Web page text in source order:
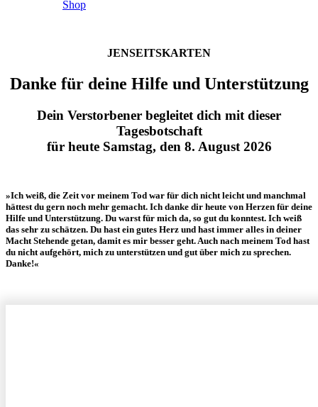
Shop
JENSEITSKARTEN
Danke für deine Hilfe und Unterstützung
Dein Verstorbener begleitet dich mit dieser
Tagesbotschaft
für heute Samstag, den 8. August 2026
»Ich weiß, die Zeit vor meinem Tod war für dich nicht leicht und manchmal
hättest du gern noch mehr gemacht. Ich danke dir heute von Herzen für deine
Hilfe und Unterstützung. Du warst für mich da, so gut du konntest. Ich weiß
das sehr zu schätzen. Du hast ein gutes Herz und hast immer alles in deiner
Macht Stehende getan, damit es mir besser geht. Auch nach meinem Tod hast
du nicht aufgehört, mich zu unterstützen und gut über mich zu sprechen.
Danke!«